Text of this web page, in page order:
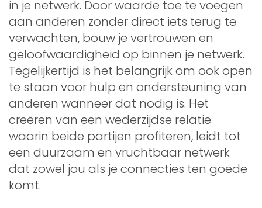
in je netwerk. Door waarde toe te voegen
aan anderen zonder direct iets terug te
verwachten, bouw je vertrouwen en
geloofwaardigheid op binnen je netwerk.
Tegelijkertijd is het belangrijk om ook open
te staan voor hulp en ondersteuning van
anderen wanneer dat nodig is. Het
creëren van een wederzijdse relatie
waarin beide partijen profiteren, leidt tot
een duurzaam en vruchtbaar netwerk
dat zowel jou als je connecties ten goede
komt.